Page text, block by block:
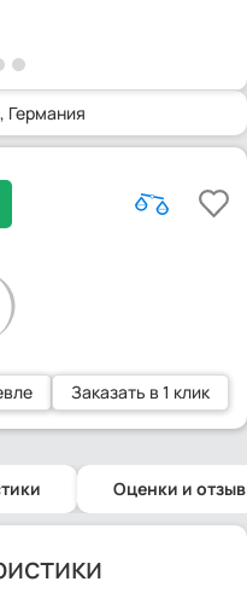
, Германия
Заказать в 1 клик
Оценки и